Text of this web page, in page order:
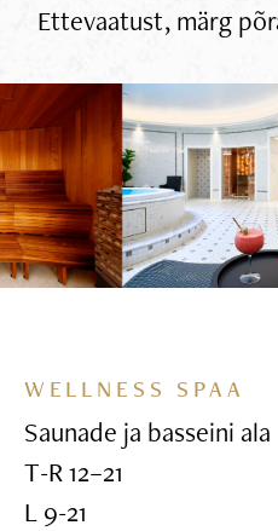
Ettevaatust, märg
WELLNESS SPAA
Saunade ja basseini ala
T-R 12–21
L 9-21